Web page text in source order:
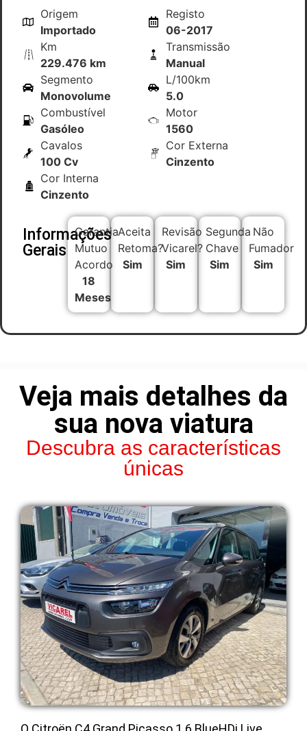
Origem
Importado
Registo
06-2017
Km
229.476 km
Transmissão
Manual
Segmento
Monovolume
L/100km
5.0
Combustível
Gasóleo
Motor
1560
Cavalos
100 Cv
Cor Externa
Cinzento
Cor Interna
Cinzento
Informações
Gerais
Garantia
Mutuo
Acordo
18
Meses
Aceita
Retoma?
Sim
Revisão
Vicarel?
Sim
Segunda
Chave
Sim
Não
Fumador
Sim
Veja mais detalhes da
sua nova viatura
Descubra as características
únicas